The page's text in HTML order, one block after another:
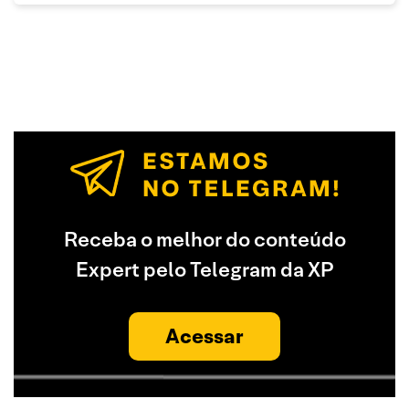
Receba o melhor do conteúdo
Expert pelo Telegram da XP
Acessar